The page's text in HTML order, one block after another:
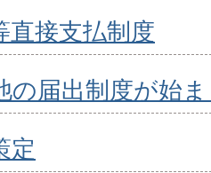
直接支払制度
の届出制度が始
定